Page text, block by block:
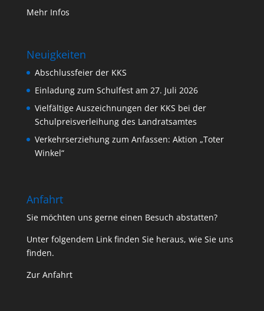
Mehr Infos
Neuigkeiten
Abschlussfeier der KKS
Einladung zum Schulfest am 27. Juli 2026
Vielfältige Auszeichnungen der KKS bei der
Schulpreisverleihung des Landratsamtes
Verkehrserziehung zum Anfassen: Aktion „Toter
Winkel“
Anfahrt
Sie möchten uns gerne einen Besuch abstatten?
Unter folgendem Link finden Sie heraus, wie Sie uns
finden.
Zur Anfahrt